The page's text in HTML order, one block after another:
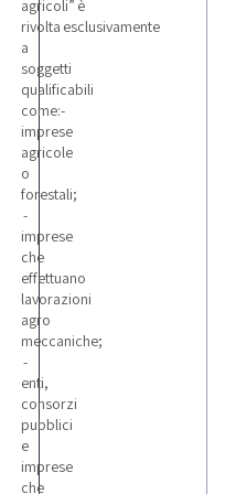
agricoli” è
rivolta esclusivamente
a
soggetti
qualificabili
come:-
imprese
agricole
o
forestali;
-
imprese
che
effettuano
lavorazioni
agro
meccaniche;
-
enti,
consorzi
pubblici
e
imprese
che